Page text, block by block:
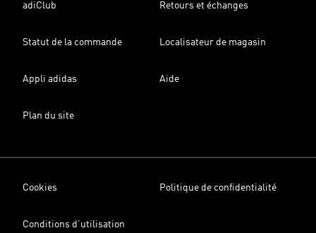
adiClub Retours et échanges
Statut de la commande Localisateur de magasin
Appli adidas Aide
Plan du site
Cookies Politique de confidentialité
Conditions d’utilisation